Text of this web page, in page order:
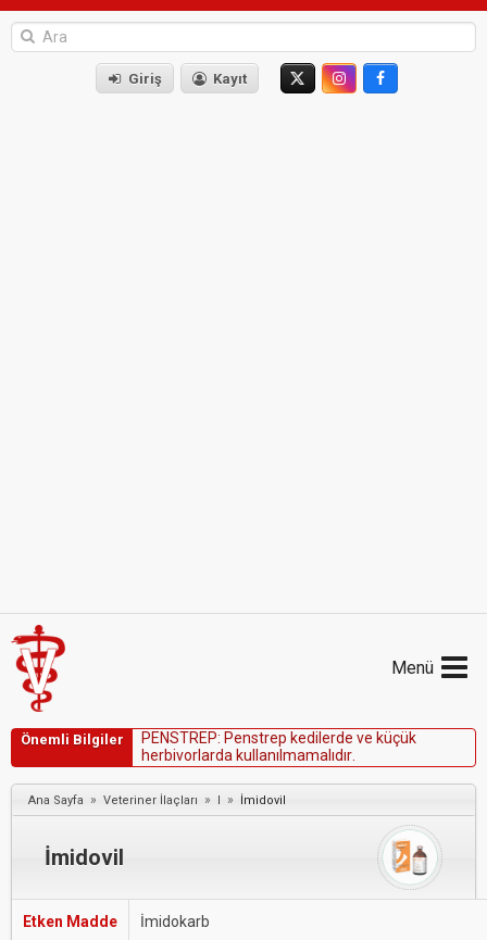
Giriş Kayıt
Menü
Önemli Bilgiler PENSTREP: Penstrep kedi erde ve küçük
herbivorarda ku anı mama ıdır
Ana Sayfa » Veteriner İlaçları » I » İmidovil
İmidovil
Etken Madde İmidokarb